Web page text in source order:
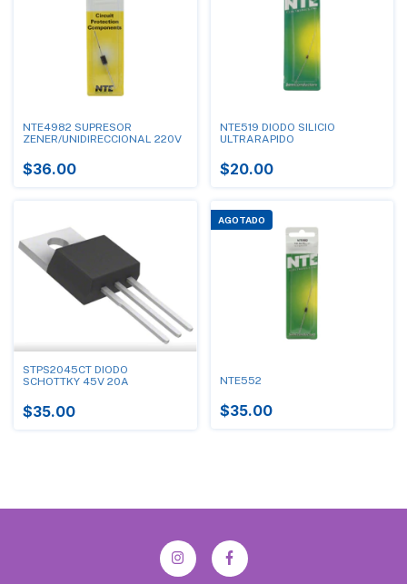
NTE4982 SUPRESOR
ZENER/UNIDIRECCIONAL 220V
$36.00
NTE519 DIODO SILICIO
ULTRARAPIDO
$20.00
STPS2045CT DIODO
SCHOTTKY 45V 20A
$35.00
AGOTADO
NTE552
$35.00